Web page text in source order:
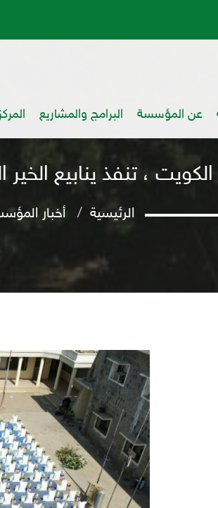
عن المؤسسة البرامج والمشاريع
الكويت ، تنفذ ينابيع
الرئيسية أخبار